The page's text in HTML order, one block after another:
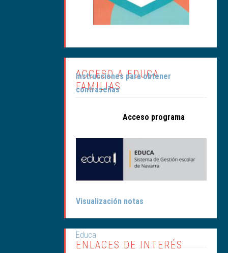
ACCESO A EDUCA
FAMILIAS
Instrucciones para obtener
contraseñas
Acceso programa
Visualización notas
ENLACES DE INTERÉS
Educa